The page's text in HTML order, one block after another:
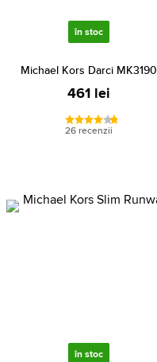
în stoc
Michael Kors Darci MK3190
461 lei
26 recenzii
în stoc